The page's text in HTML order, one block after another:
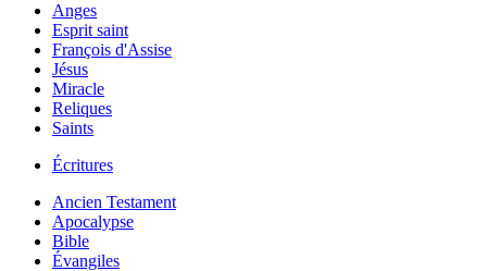
Anges
Esprit saint
François d'Assise
Jésus
Miracle
Reliques
Saints
Écritures
Ancien Testament
Apocalypse
Bible
Évangiles